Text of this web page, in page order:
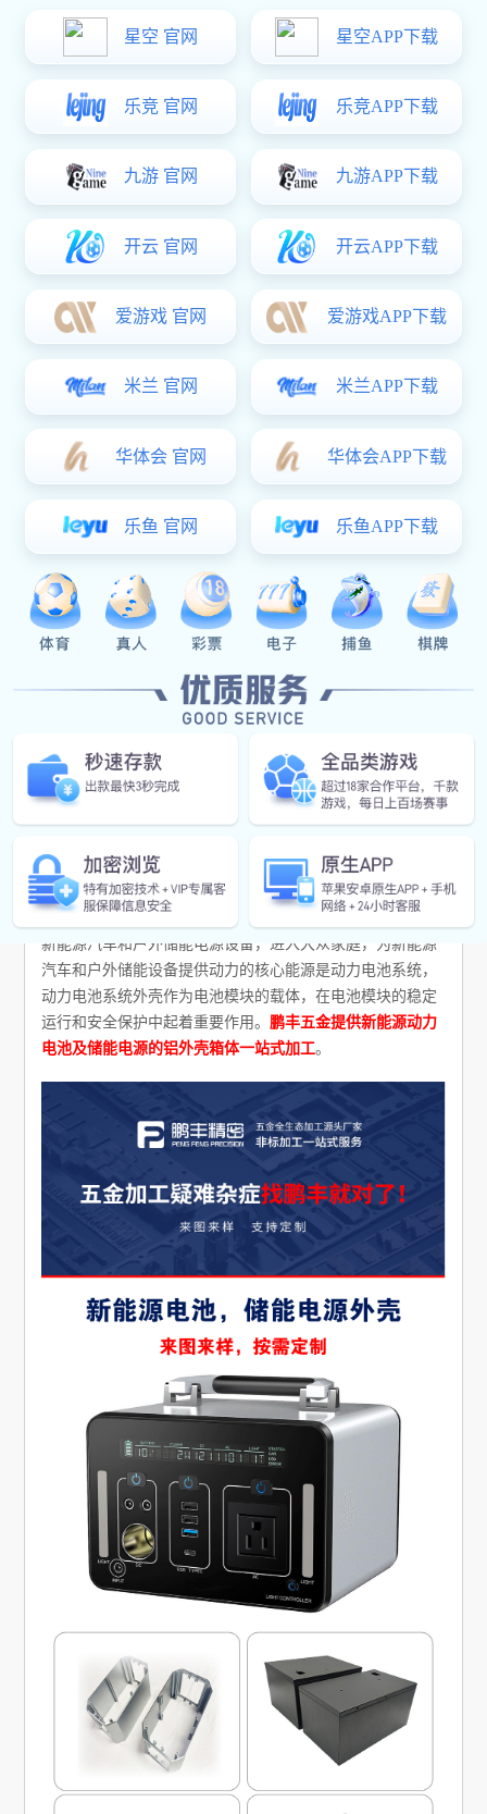
储能箱体拉伸外壳
便携储能设备的外壳主要起到保护内部元器件的作用，在外壳设
计中需要满足设备的功能性需求，满足产品在防水、防尘、防
震、绝缘、防电等方面的安全性要求，确保设备品质合格，坚固
耐用，使用安全可靠，鹏丰五金提供新能源动力电池及储能电源
的铝外壳箱体一站式加工。
135-2877-5529
产品介绍
随着节能减排，绿色出行的环保理念深入人心。越来越多的
新能源汽车和户外储能电源设备，进入大众家庭，为新能源
汽车和户外储能设备提供动力的核心能源是动力电池系统，
动力电池系统外壳作为电池模块的载体，在电池模块的稳定
运行和安全保护中起着重要作用。鹏丰五金提供新能源动力
电池及储能电源的铝外壳箱体一站式加工。